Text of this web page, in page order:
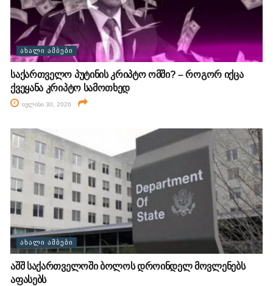
ᲐᲮᲐᲚᲘ ᲐᲛᲑᲔᲑᲘ
საქართველო პუტინის კრიპტო ომში? – როგორ იქცა
ქვეყანა კრიპტო სამოთხედ
ივლისი 30, 2026
ᲐᲮᲐᲚᲘ ᲐᲛᲑᲔᲑᲘ
აშშ საქართველოში ბოლოს დროინდელ მოვლენებს
აფასებს